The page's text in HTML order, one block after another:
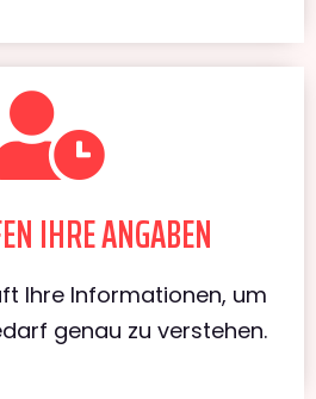
IHRE ANGABEN
Ihre Informationen, um
genau zu verstehen.